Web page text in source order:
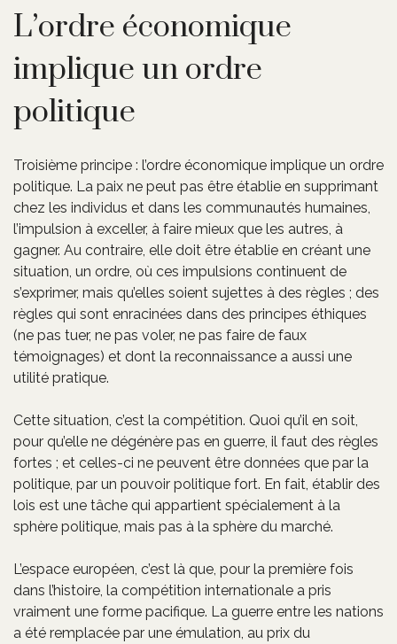
L’ordre économique
implique un ordre
politique
Troisième principe : l’ordre économique implique un ordre
politique. La paix ne peut pas être établie en supprimant
chez les individus et dans les communautés humaines,
l’impulsion à exceller, à faire mieux que les autres, à
gagner. Au contraire, elle doit être établie en créant une
situation, un ordre, où ces impulsions continuent de
s’exprimer, mais qu’elles soient sujettes à des règles ; des
règles qui sont enracinées dans des principes éthiques
(ne pas tuer, ne pas voler, ne pas faire de faux
témoignages) et dont la reconnaissance a aussi une
utilité pratique.
Cette situation, c’est la compétition. Quoi qu’il en soit,
pour qu’elle ne dégénère pas en guerre, il faut des règles
fortes ; et celles-ci ne peuvent être données que par la
politique, par un pouvoir politique fort. En fait, établir des
lois est une tâche qui appartient spécialement à la
sphère politique, mais pas à la sphère du marché.
L’espace européen, c’est là que, pour la première fois
dans l’histoire, la compétition internationale a pris
vraiment une forme pacifique. La guerre entre les nations
a été remplacée par une émulation, au prix du